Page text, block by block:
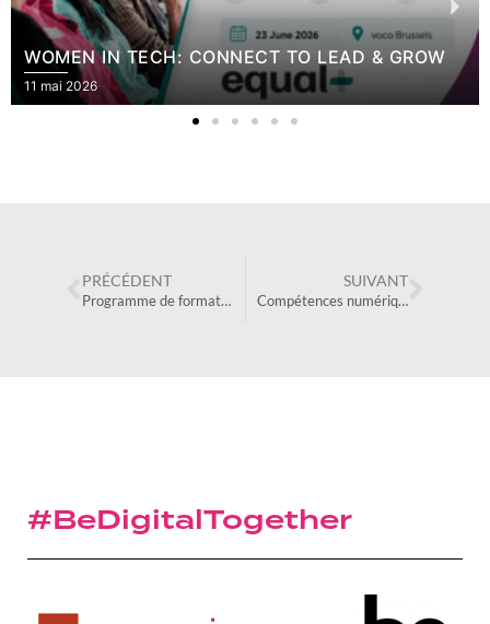
WOMEN IN TECH: CONNECT TO LEAD & GROW
11 mai 2026
PRÉCÉDENT
Programme de formation professionnelle pour devenir développeur web
SUIVANT
Compétences numériques : une approche genrée
#BeDigitalTogether